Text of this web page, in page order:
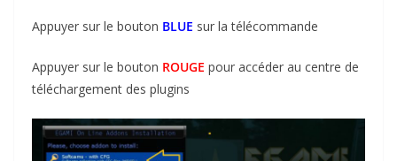
Appuyer sur le bouton BLUE sur la télécommande
Appuyer sur le bouton ROUGE pour accéder au centre de
téléchargement des plugins